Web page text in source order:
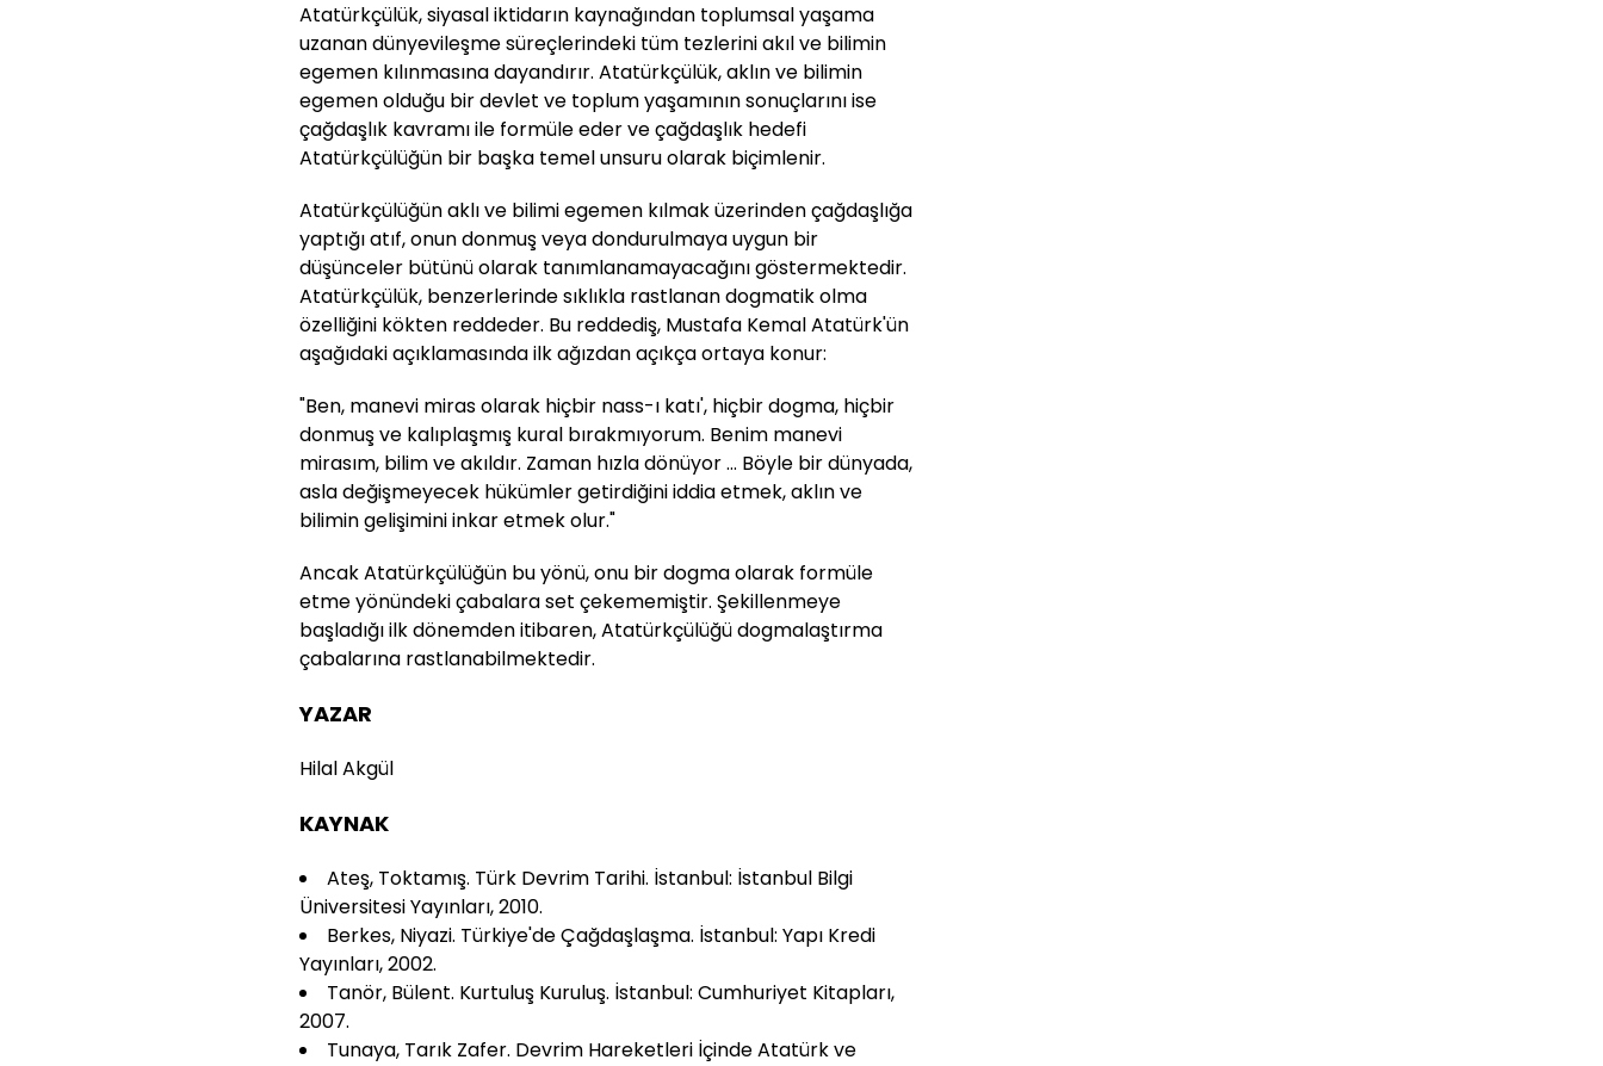
Atatürkçülük, siyasal iktidarın kaynağından toplumsal yaşama
uzanan dünyevileşme süreçlerindeki tüm tezlerini akıl ve bilimin
egemen kılınmasına dayandırır. Atatürkçülük, aklın ve bilimin
egemen olduğu bir devlet ve toplum yaşamının sonuçlarını ise
çağdaşlık kavramı ile formüle eder ve çağdaşlık hedefi
Atatürkçülüğün bir başka temel unsuru olarak biçimlenir.
Atatürkçülüğün aklı ve bilimi egemen kılmak üzerinden çağdaşlığa
yaptığı atıf, onun donmuş veya dondurulmaya uygun bir
düşünceler bütünü olarak tanımlanamayacağını göstermektedir.
Atatürkçülük, benzerlerinde sıklıkla rastlanan dogmatik olma
özelliğini kökten reddeder. Bu reddediş, Mustafa Kemal Atatürk'ün
aşağıdaki açıklamasında ilk ağızdan açıkça ortaya konur:
"Ben, manevi miras olarak hiçbir nass-ı katı', hiçbir dogma, hiçbir
donmuş ve kalıplaşmış kural bırakmıyorum. Benim manevi
mirasım, bilim ve akıldır. Zaman hızla dönüyor ... Böyle bir dünyada,
asla değişmeyecek hükümler getirdiğini iddia etmek, aklın ve
bilimin gelişimini inkar etmek olur."
Ancak Atatürkçülüğün bu yönü, onu bir dogma olarak formüle
etme yönündeki çabalara set çekememiştir. Şekillenmeye
başladığı ilk dönemden itibaren, Atatürkçülüğü dogmalaştırma
çabalarına rastlanabilmektedir.
YAZAR
Hilal Akgül
KAYNAK
Ateş, Toktamış. Türk Devrim Tarihi. İstanbul: İstanbul Bilgi
Üniversitesi Yayınları, 2010.
Berkes, Niyazi. Türkiye'de Çağdaşlaşma. İstanbul: Yapı Kredi
Yayınları, 2002.
Tanör, Bülent. Kurtuluş Kuruluş. İstanbul: Cumhuriyet Kitapları,
2007.
Tunaya, Tarık Zafer. Devrim Hareketleri İçinde Atatürk ve